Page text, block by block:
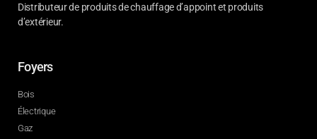
Distributeur de produits de chauffage d’appoint et produits
d’extérieur.
Foyers
Bois
Électrique
Gaz